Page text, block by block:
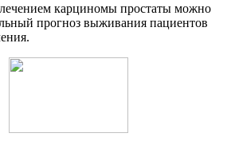
карциномы простаты можно
прогноз выживания пациентов